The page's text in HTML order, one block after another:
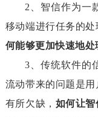
2、智信作为一
移动端进行任务的处
何能够更加快速地处
3、传统软件的
流动带来的问题是
有所欠缺， 如何让